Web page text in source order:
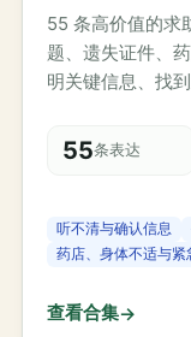
55 条高价值的求
题、遗失证件、
明关键信息、找
55条表达
听不清与确认信息
药店、身体不适与紧
查看合集→